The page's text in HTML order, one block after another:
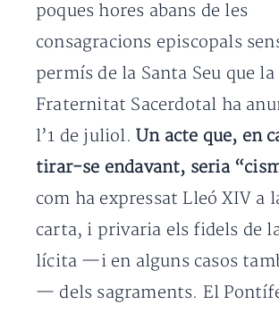
poques hores abans de les
consagracions episcopals
permís de la Santa Seu que la
Fraternitat Sacerdotal ha
l’1 de juliol. Un acte que, en
tirar-se endavant, seria
com ha expressat Lleó XIV a
carta, i privaria els fidels de
lícita —i en alguns casos
— dels sagraments. El